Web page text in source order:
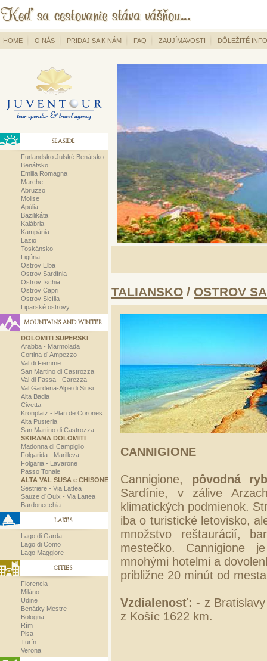
HOME O NÁS PRIDAJ SA K NÁM FAQ ZAUJÍMAVOSTI DÔLEŽITÉ
SEASIDE
Furlandsko Julské Benátsko
Benátsko
Emilia Romagna
Marche
Abruzzo
Molise
Apúlia
Bazilikáta
Kalábria
Kampánia
Lazio
Toskánsko
Ligúria
Ostrov Elba
Ostrov Sardínia
Ostrov Ischia
Ostrov Capri
Ostrov Sicília
Liparské ostrovy
MOUNTAINS AND WINTER
DOLOMITI SUPERSKI
Arabba - Marmolada
Cortina d´Ampezzo
Val di Fiemme
San Martino di Castrozza
Val di Fassa - Carezza
Val Gardena-Alpe di Siusi
Alta Badia
Civetta
Kronplatz - Plan de Corones
Alta Pusteria
San Martino di Castrozza
SKIRAMA DOLOMITI
Madonna di Campiglio
Folgarida - Marilleva
Folgaria - Lavarone
Passo Tonale
ALTA VAL SUSA e CHISONE
Sestriere - Via Lattea
Sauze d´Oulx - Via Lattea
Bardonecchia
LAKES
Lago di Garda
Lago di Como
Lago Maggiore
CITIES
Florencia
Miláno
Udine
Benátky Mestre
Bologna
Rím
Pisa
Turín
Verona
TALIANSKO / OSTROV
CANNIGIONE
Cannigione, pôvodná
Sardínie, v zálive
klimatických podmienok.
iba o turistické letovisko,
množstvo reštaurácií,
mestečko. Cannigione
mnohými hotelmi a
približne 20 minút od
Vzdialenosť: - z
z Košíc 1622 km.